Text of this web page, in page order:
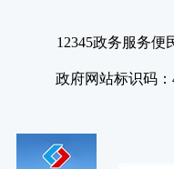
12345政务服务便
政府网站标识码